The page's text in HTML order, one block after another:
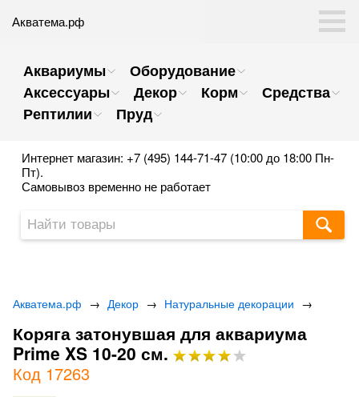
Акватема.рф
Аквариумы
Оборудование
Аксессуары
Декор Корм
Средства
Рептилии
Пруд
Интернет магазин: +7 (495) 144-71-47 (10:00 до 18:00 Пн-
Пт).
Самовывоз временно не работает
Акватема.рф → Декор → Натуральные декорации →
Коряга затонувшая для аквариума
Prime XS 10-20 см.
Код 17263